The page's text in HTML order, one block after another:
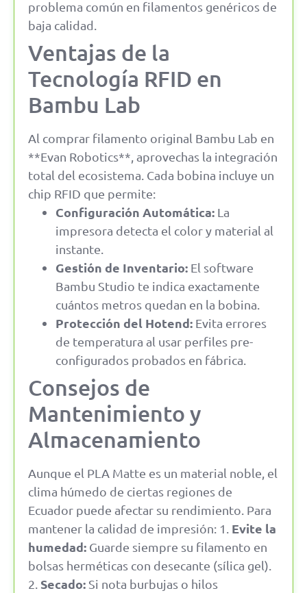
problema común en filamentos genéricos de
baja calidad.
Ventajas de la
Tecnología RFID en
Bambu Lab
Al comprar filamento original Bambu Lab en
**Evan Robotics**, aprovechas la integración
total del ecosistema. Cada bobina incluye un
chip RFID que permite:
Configuración Automática: La
impresora detecta el color y material al
instante.
Gestión de Inventario: El software
Bambu Studio te indica exactamente
cuántos metros quedan en la bobina.
Protección del Hotend: Evita errores
de temperatura al usar perfiles pre-
configurados probados en fábrica.
Consejos de
Mantenimiento y
Almacenamiento
Aunque el PLA Matte es un material noble, el
clima húmedo de ciertas regiones de
Ecuador puede afectar su rendimiento. Para
mantener la calidad de impresión: 1. Evite la
humedad: Guarde siempre su filamento en
bolsas herméticas con desecante (sílica gel).
2. Secado: Si nota burbujas o hilos